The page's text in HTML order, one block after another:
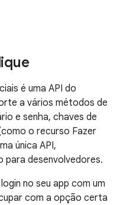
é uma API do
a vários métodos de
e senha, chaves de
o recurso Fazer
única API,
para desenvolvedores.
no seu app com um
com a opção certa